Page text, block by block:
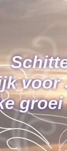
voor